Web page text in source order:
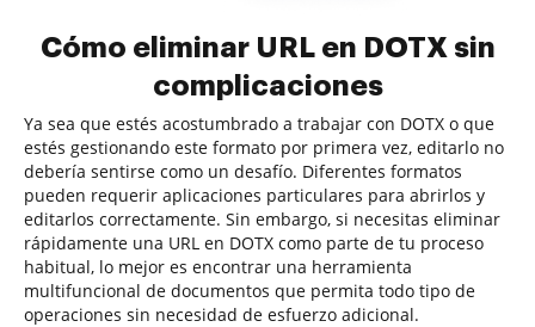
Cómo eliminar URL en DOTX sin
complicaciones
Ya sea que estés acostumbrado a trabajar con DOTX o que
estés gestionando este formato por primera vez, editarlo no
debería sentirse como un desafío. Diferentes formatos
pueden requerir aplicaciones particulares para abrirlos y
editarlos correctamente. Sin embargo, si necesitas eliminar
rápidamente una URL en DOTX como parte de tu proceso
habitual, lo mejor es encontrar una herramienta
multifuncional de documentos que permita todo tipo de
operaciones sin necesidad de esfuerzo adicional.